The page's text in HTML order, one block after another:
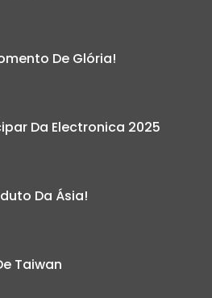
De Glória!
Da Electronica 2025
Da Ásia!
Taiwan